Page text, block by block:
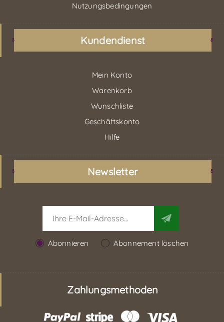
Nutzungsbedingungen
Kundendienst
Mein Konto
Warenkorb
Wunschliste
Geschäftskonto
Hilfe
Newsletter
Abonnieren Abonnement löschen
Zahlungsmethoden